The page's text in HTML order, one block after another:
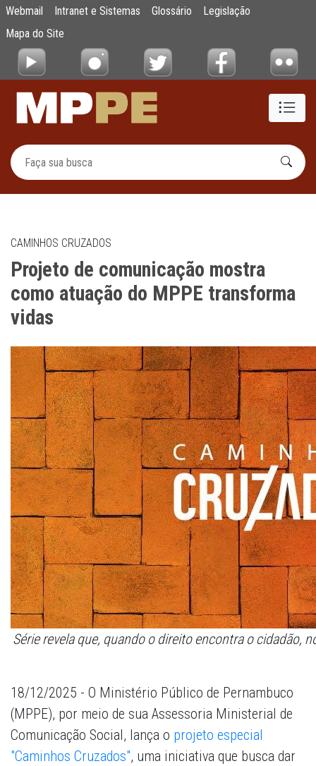
Pular para o Conteúdo principal
Projeto de comunicação mostra como
Webmail Intranet e Sistemas Glossário
Legislação
Mapa do Site
CAMINHOS CRUZADOS
Projeto de comunicação mostra
como atuação do MPPE transforma
vidas
Série revela que, quando o direito encontra o cidadão,
18/12/2025 - O Ministério Público de Pernambuco
(MPPE), por meio de sua Assessoria Ministerial de
Comunicação Social, lança o projeto especial
"Caminhos Cruzados", uma iniciativa que busca dar